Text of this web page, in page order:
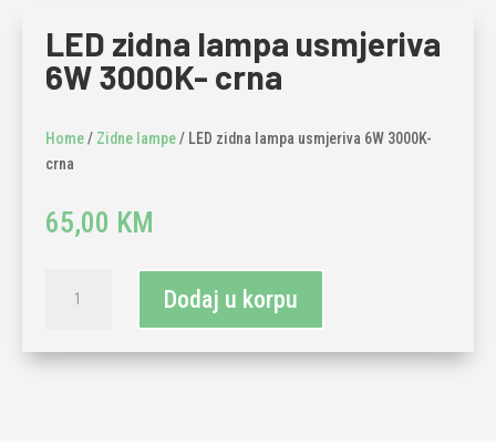
LED zidna lampa usmjeriva
6W 3000K- crna
Home/ Zidne lampe/ LED zidna lampa usmjeriva 6W 3000K-
crna
65,00 KM
zidna
usmjeriva
Dodaj u korpu